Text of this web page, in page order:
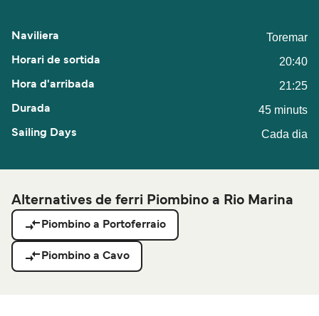
Toremar
20:40
21:25
45 minuts
Cada dia
Alternatives de ferri Piombino a Rio Marina
Piombino a Portoferraio
Piombino a Cavo